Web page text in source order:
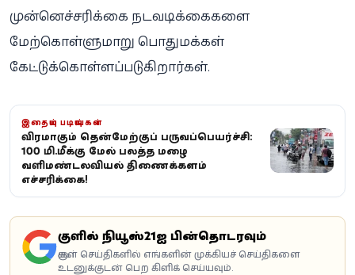
முன்னெச்சரிக்கை நடவடிக்கைகளை
மேற்கொள்ளுமாறு பொதுமக்கள்
கேட்டுக்கொள்ளப்படுகிறார்கள்.
இதையும் படியுங்கள்
தீவிரமாகும் தென்மேற்குப் பருவப்பெயர்ச்சி:
100 மி.மீக்கு மேல் பலத்த மழை -
வளிமண்டலவியல் திணைக்களம்
எச்சரிக்கை!
கூகுளில் நியூஸ்21ஐ பின்தொடரவும்
கூகுள் செய்திகளில் எங்களின் முக்கியச் செய்திகளை
உடனுக்குடன் பெற கிளிக் செய்யவும்.